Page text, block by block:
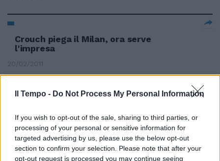
Il Tempo - Do Not Process My Personal Information
If you wish to opt-out of the sale, sharing to third parties, or
processing of your personal or sensitive information for
targeted advertising by us, please use the below opt-out
section to confirm your selection. Please note that after your
opt-out request is processed you may continue seeing
Crouch piega il Milan, ora serve
l'impresa
20/02/2011
gli irriducibili del viaggio in due
09/01/2011